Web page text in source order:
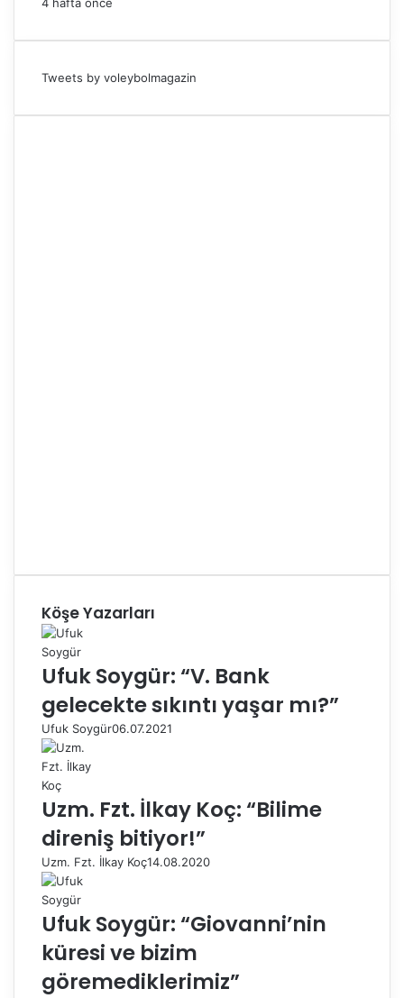
Tweets by voleybolmagazin
Köşe Yazarları
Ufuk Soygür: “V. Bank
gelecekte sıkıntı yaşar mı?”
Ufuk Soygür06.07.2021
Uzm. Fzt. İlkay Koç: “Bilime
direniş bitiyor!”
Uzm. Fzt. İlkay Koç14.08.2020
Ufuk Soygür: “Giovanni’nin
küresi ve bizim
göremediklerimiz”